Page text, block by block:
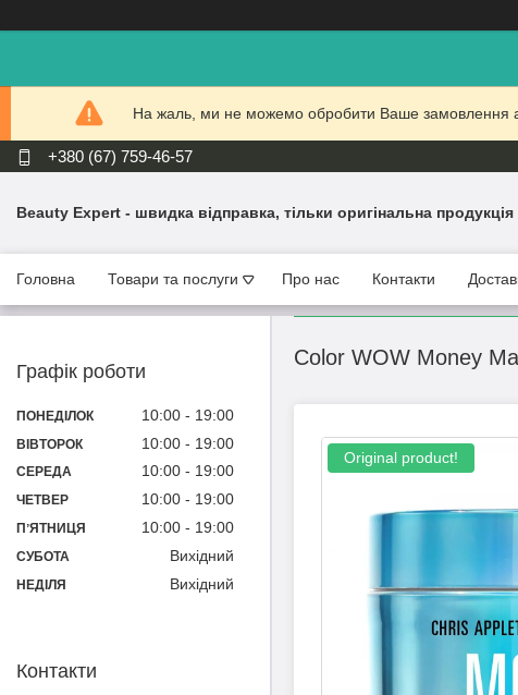
На жаль, ми не можемо обробити Ваше замовлення
+380 (67) 759-46-57
Beauty Expert - швидка відправка, тільки оригінальна продукція
Головна Товари та послуги Про нас Контакти
Color WOW Money
Original product!
Графік роботи
ПОНЕДІЛОК 10:00 19:00
ВІВТОРОК 10:00 19:00
СЕРЕДА 10:00 19:00
ЧЕТВЕР 10:00 19:00
ПʼЯТНИЦЯ 10:00 19:00
СУБОТА Вихідний
НЕДІЛЯ Вихідний
Контакти